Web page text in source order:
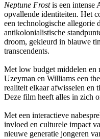
Neptune Frostis een intense
opvallende identiteiten. Het
een technologische allegorie
antikolonialistische
droom, gekleurd in blauwe
transcendents.
Met low budget middelen en
Uzeyman en Williams een
realiteit elkaar afwisselen en
Deze film heeft alles in zich
Met een interactieve
invloed en culturele impact
nieuwe generatie jongeren